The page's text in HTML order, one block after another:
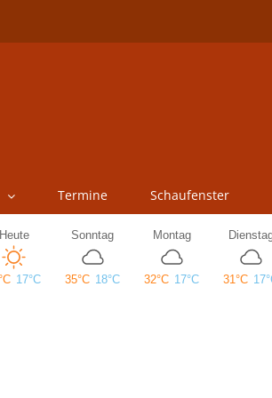
Termine Schaufenster